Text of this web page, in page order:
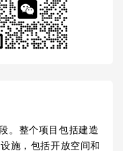
。整个项目包括建造
施，包括开放空间和